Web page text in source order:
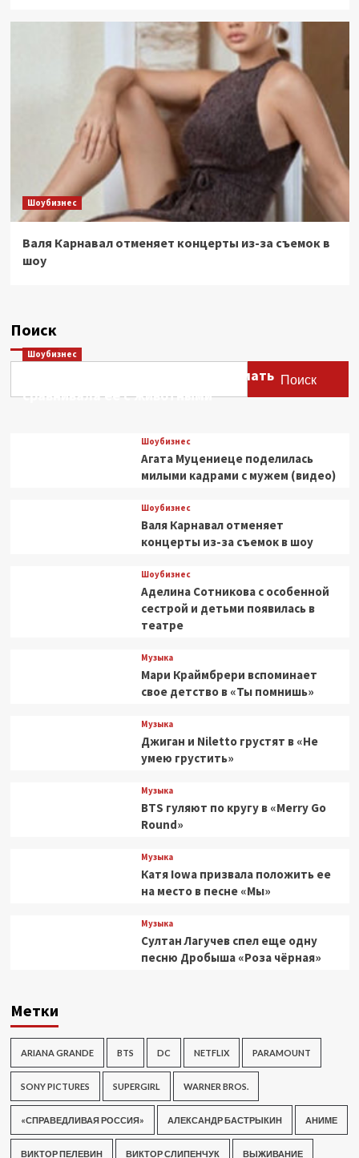
Шоубизнес
Валя Карнавал отменяет концерты из-за съемок в
шоу
Поиск
Поиск
Шоубизнес
Этери Тутберидзе заявила, что мать
сравнивала ее с животными
Шоубизнес
Агата Муцениеце поделилась
милыми кадрами с мужем (видео)
Шоубизнес
Валя Карнавал отменяет
концерты из-за съемок в шоу
Шоубизнес
Аделина Сотникова с особенной
сестрой и детьми появилась в
театре
Музыка
Мари Краймбрери вспоминает
свое детство в «Ты помнишь»
Музыка
Джиган и Niletto грустят в «Не
умею грустить»
Музыка
BTS гуляют по кругу в «Merry Go
Round»
Музыка
Катя Iowa призвала положить ее
на место в песне «Мы»
Музыка
Султан Лагучев спел еще одну
песню Дробыша «Роза чёрная»
Метки
ARIANA GRANDE BTS DC NETFLIX PARAMOUNT
SONY PICTURES SUPERGIRL WARNER BROS.
«СПРАВЕДЛИВАЯ РОССИЯ» АЛЕКСАНДР БАСТРЫКИН АНИМЕ
ВИКТОР ПЕЛЕВИН ВИКТОР СЛИПЕНЧУК ВЫЖИВАНИЕ